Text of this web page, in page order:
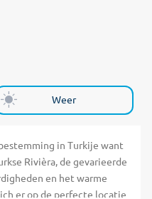
Weer
in Turkije want
Rivièra, de gevarieerde
en het warme
er op de perfecte locatie